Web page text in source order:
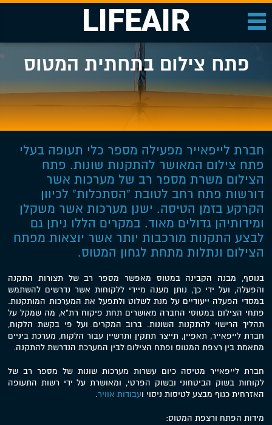
LIFEAIR
פתח צילום בתחתית המטוס
חברת לייפאייר מפעילה מספר כלי תעופה בעלי
פתח צילום המאושר להתקנות שונות. פתח
הצילום משרת מספר רב של מערכות אשר
דורשות פתח רחב לטובת "הסתכלות" לכיוון
הקרקע בזמן הטיסה. ישנן מערכות אשר משקלן
ומידותיהן גדולים מאוד. במקרים הללו ניתן גם
לבצע התקנות מורכבות יותר אשר יוצאות מפתח
הצילום ונתלות מתחת לגחון המטוס.
בנוסף, מבנה הקבינה במטוס מאפשר מספר רב של תצורות התקנה
והפעלה, ועל ידי כך, נותן מענה מיידי ללקוחות אשר נדרשים להשתמש
במסדי הפעלה ייעודיים על מנת לשלוט ולתפעל את המערכות המותקנות.
פתחי הצילום במטוסי החברה מאושרים תחת פיקוח רת"א, מה שמקל על
תהליך הרישוי להתקנות השונות. ברוב המקרים ועל פי בקשת הלקוח,
חברת לייפאייר, תאפיין, תייצר תתקין ותרשיין עבור הלקוח, מערכת ביניים
מתאמת בין רצפת המטוס ופתח הצילום לבין המערכת הנדרשת להתקנה.
חברת לייפאייר מטיסה כיום עשרות מערכות שונות של מספר רב של
לקוחות בשוק הביטחוני ובשוק הפרטי, ומאושרת על ידי רשות התעופה
האזרחית כגוף מבצע לטיסות ניסוי ועבודות אוויר.
מידות הפתח ורצפת המטוס: